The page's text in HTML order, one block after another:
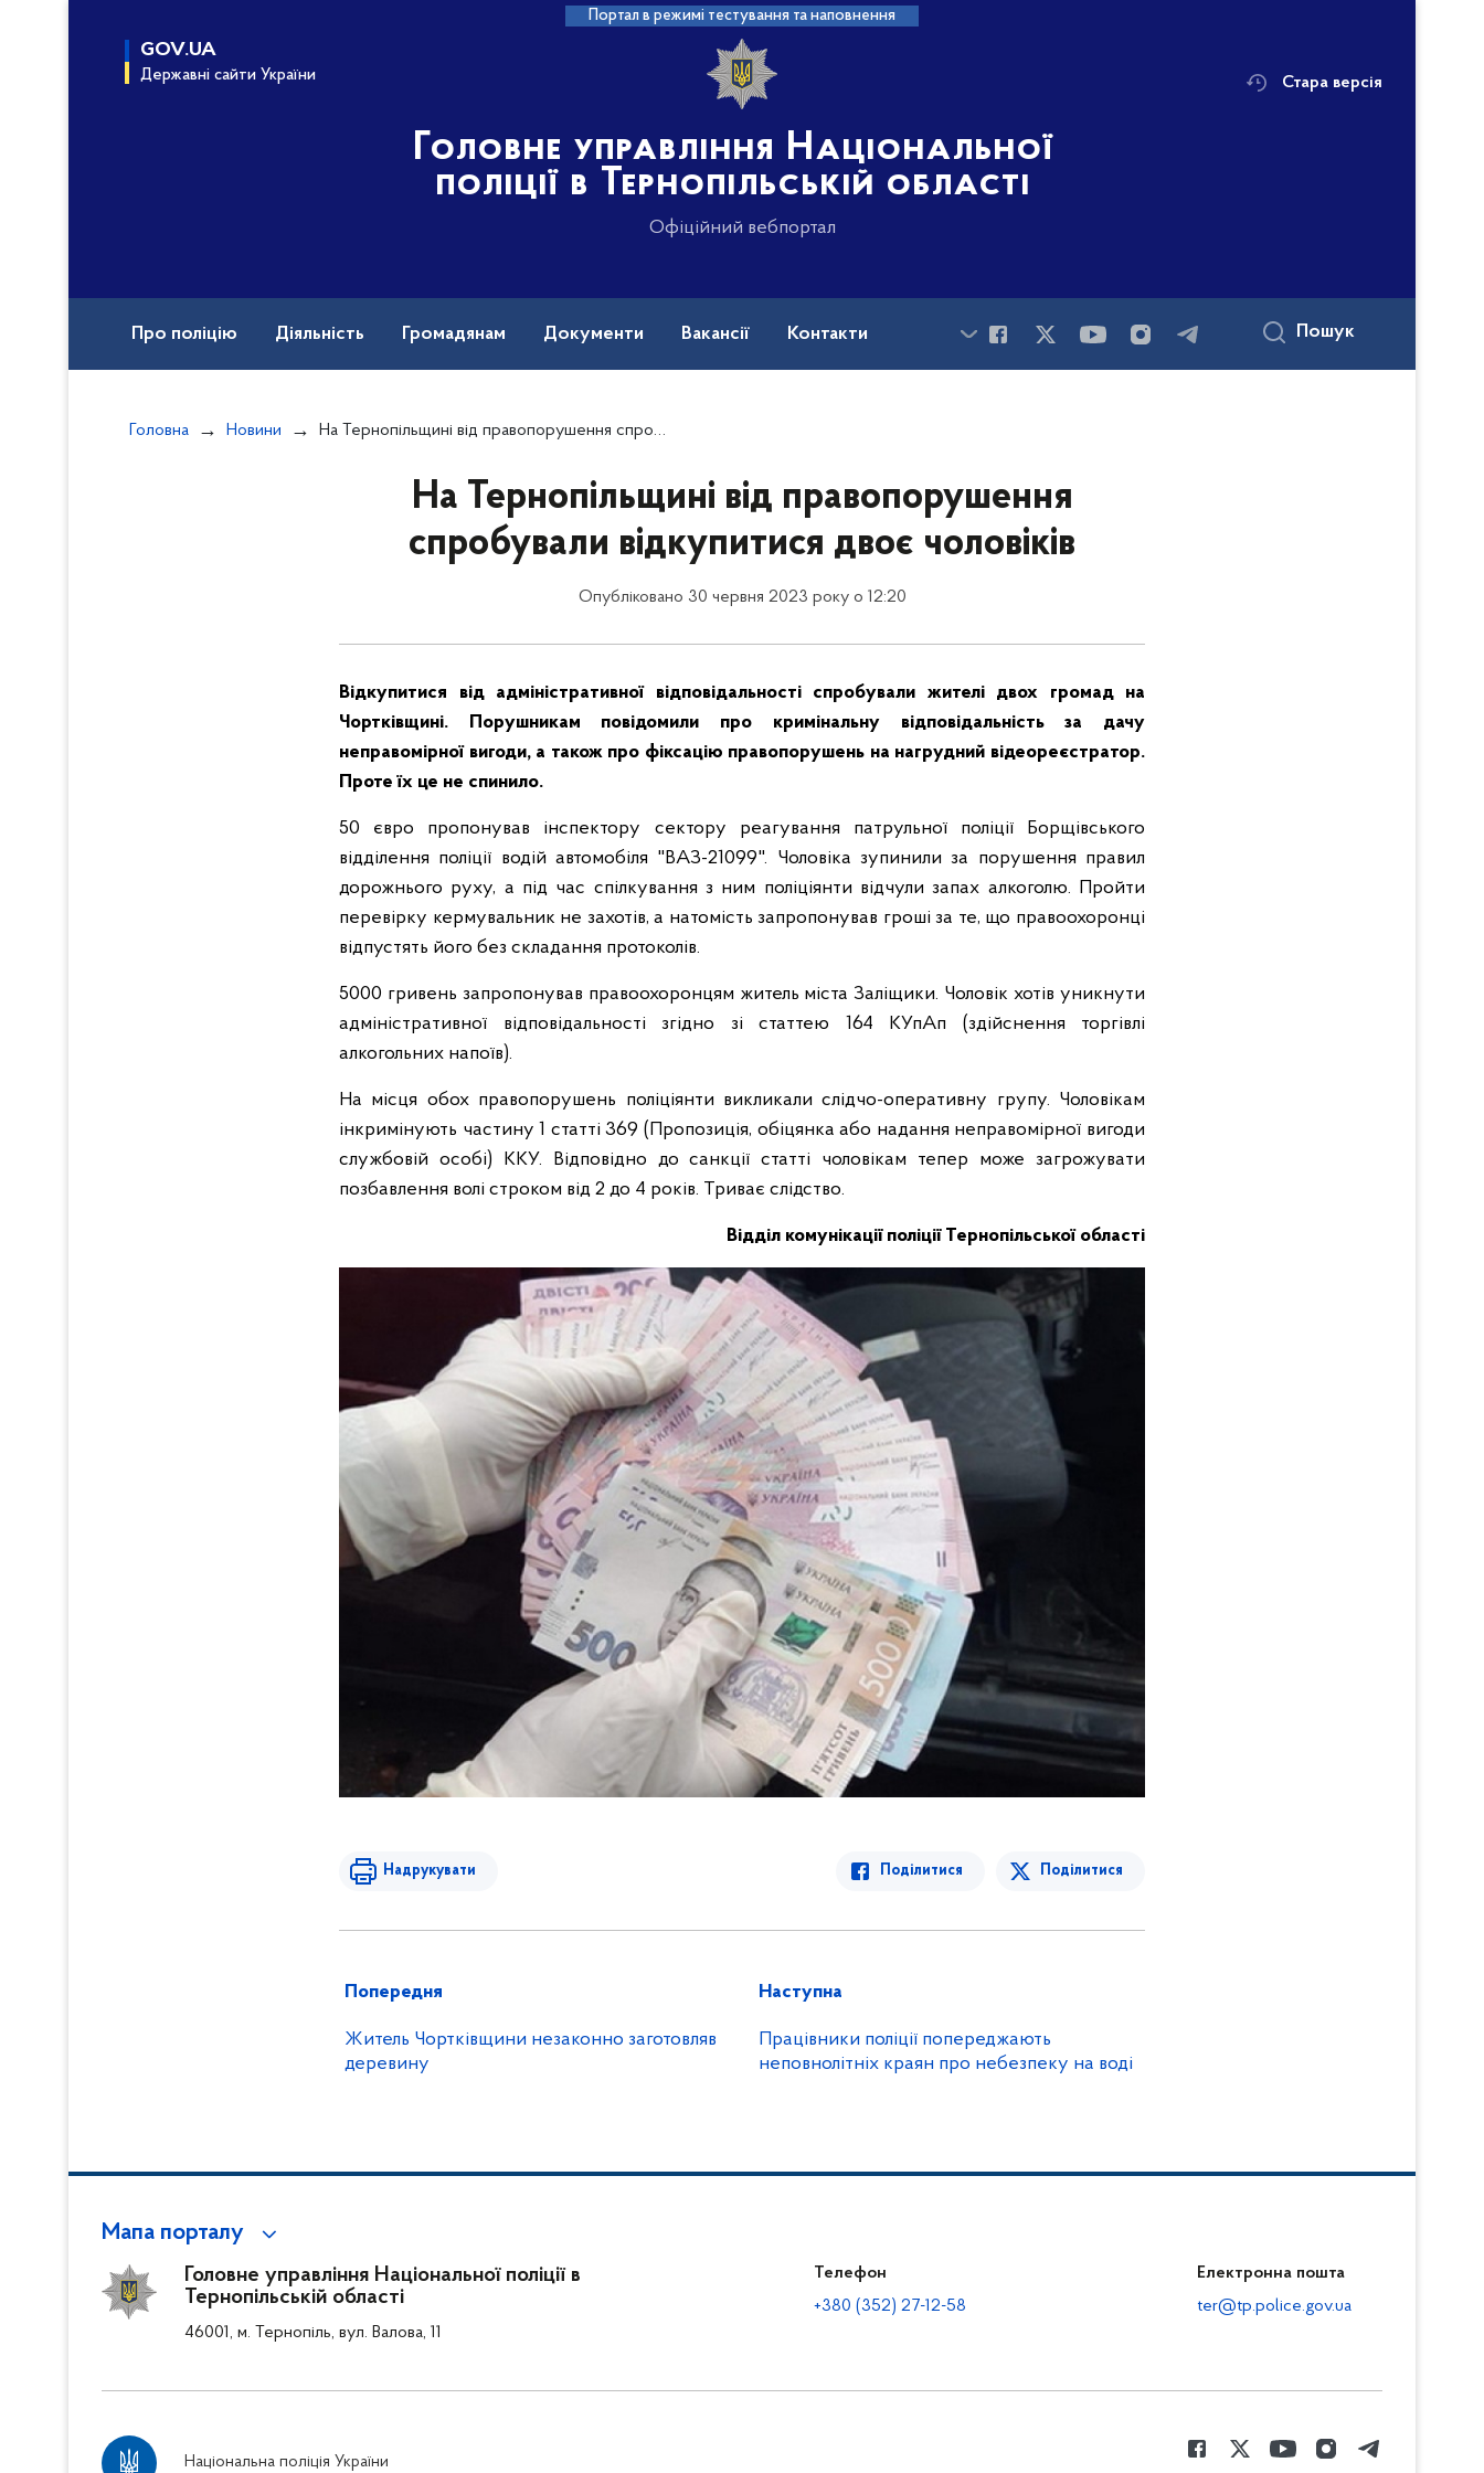
Портал в режимі тестування та наповнення
GOV.UA
Державні сайти України
Головне управління Національної
поліції в Тернопільській області
Офіційний вебпортал
Стара версія
Про поліцію Діяльність Громадянам Документи Вакансії Контакти Пошук
Головна Новини На Тернопільщині від правопорушення спробували відкупитися двоє чоловіків
На Тернопільщині від правопорушення
спробували відкупитися двоє чоловіків
Опубліковано 30 червня 2023 року о 12:20
Відкупитися від адміністративної відповідальності спробували жителі двох громад на
Чортківщині. Порушникам повідомили про кримінальну відповідальність за дачу
неправомірної вигоди, а також про фіксацію правопорушень на нагрудний відеореєстратор.
Проте їх це не спинило.
50 євро пропонував інспектору сектору реагування патрульної поліції Борщівського
відділення поліції водій автомобіля "ВАЗ-21099". Чоловіка зупинили за порушення правил
дорожнього руху, а під час спілкування з ним поліціянти відчули запах алкоголю. Пройти
перевірку кермувальник не захотів, а натомість запропонував гроші за те, що правоохоронці
відпустять його без складання протоколів.
5000 гривень запропонував правоохоронцям житель міста Заліщики. Чоловік хотів уникнути
адміністративної відповідальності згідно зі статтею 164 КУпАп (здійснення торгівлі
алкогольних напоїв).
На місця обох правопорушень поліціянти викликали слідчо-оперативну групу. Чоловікам
інкримінують частину 1 статті 369 (Пропозиція, обіцянка або надання неправомірної вигоди
службовій особі) ККУ. Відповідно до санкції статті чоловікам тепер може загрожувати
позбавлення волі строком від 2 до 4 років. Триває слідство.
Відділ комунікації поліції Тернопільської області
Надрукувати Поділитися Поділитися
Попередня
Житель Чортківщини незаконно заготовляв
деревину
Наступна
Працівники поліції попереджають
неповнолітніх краян про небезпеку на воді
Мапа порталу
Головне управління Національної поліції в
Тернопільській області
46001, м. Тернопіль, вул. Валова, 11
Телефон
+380 (352) 27-12-58
Електронна пошта
ter@tp.police.gov.ua
Національна поліція України